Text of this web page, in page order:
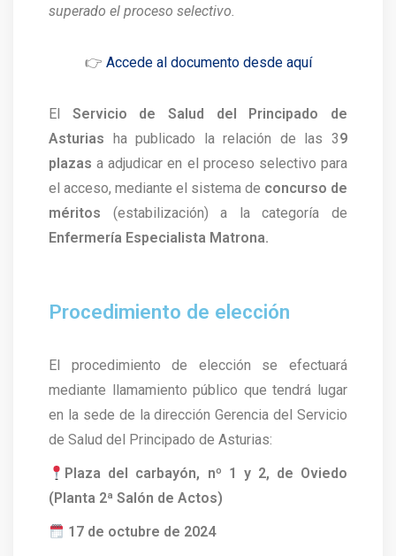
superado el proceso selectivo.
👉 Accede al documento desde aquí
El Servicio de Salud del Principado de
Asturias ha publicado la relación de las 39
plazas a adjudicar en el proceso selectivo para
el acceso, mediante el sistema de concurso de
méritos (estabilización) a la categoría de
Enfermería Especialista Matrona.
Procedimiento de elección
El procedimiento de elección se efectuará
mediante llamamiento público que tendrá lugar
en la sede de la dirección Gerencia del Servicio
de Salud del Principado de Asturias:
Plaza del carbayón, nº 1 y 2, de Oviedo
(Planta 2ª Salón de Actos)
17 de octubre de 2024